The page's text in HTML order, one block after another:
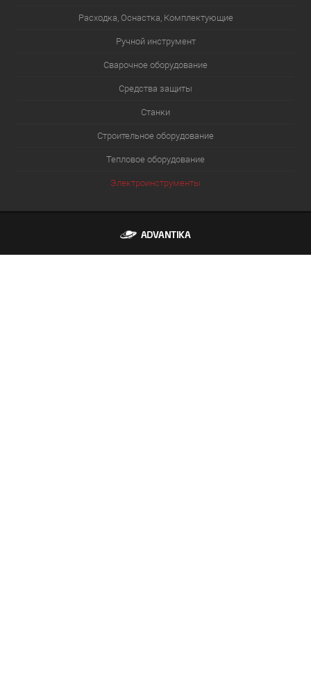
Расходка, Оснастка, Комплектующие
Ручной инструмент
Сварочное оборудование
Средства защиты
Станки
Строительное оборудование
Тепловое оборудование
Электроинструменты